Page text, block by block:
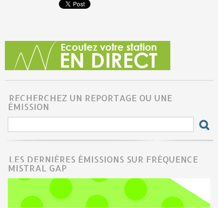
RECHERCHEZ UN REPORTAGE OU UNE
ÉMISSION
LES DERNIÈRES ÉMISSIONS SUR FRÉQUENCE
MISTRAL GAP